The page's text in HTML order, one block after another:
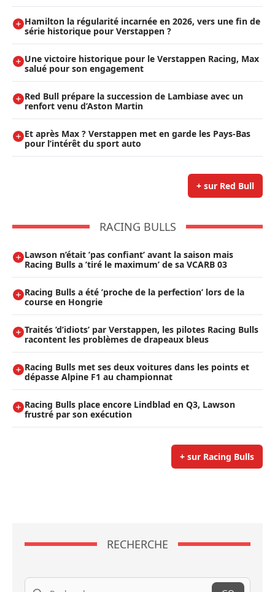
Hamilton la régularité incarnée en 2026, vers une fin de
série historique pour Verstappen ?
Une victoire historique pour le Verstappen Racing, Max
salué pour son engagement
Red Bull prépare la succession de Lambiase avec un
renfort venu d’Aston Martin
Et après Max ? Verstappen met en garde les Pays-Bas
pour l’intérêt du sport auto
+ sur Red Bull
RACING BULLS
Lawson n’était ’pas confiant’ avant la saison mais
Racing Bulls a ’tiré le maximum’ de sa VCARB 03
Racing Bulls a été ’proche de la perfection’ lors de la
course en Hongrie
Traités ’d’idiots’ par Verstappen, les pilotes Racing Bulls
racontent les problèmes de drapeaux bleus
Racing Bulls met ses deux voitures dans les points et
dépasse Alpine F1 au championnat
Racing Bulls place encore Lindblad en Q3, Lawson
frustré par son exécution
+ sur Racing Bulls
RECHERCHE
Recherche